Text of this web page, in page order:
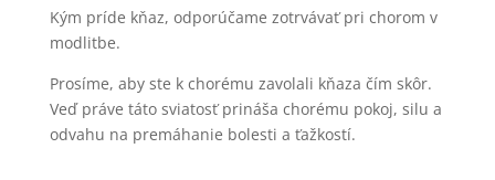
Kým príde kňaz, odporúčame zotrvávať pri chorom v
modlitbe.
Prosíme, aby ste k chorému zavolali kňaza čím skôr.
Veď práve táto sviatosť prináša chorému pokoj, silu a
odvahu na premáhanie bolesti a ťažkostí.